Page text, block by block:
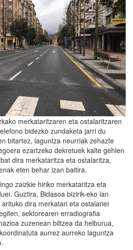
merkataritzaren eta ostalaritzaren
bidezko zundaketa jarri du
bitartez, laguntza neurriak zehazte
ezartzeko dekretuek kalte gehien
dira merkataritza eta ostalaritza,
eten behar izan baitira.
zaizkie hiriko merkataritza eta
Guztira, Bidasoa bizirik-eko lan
dira merkatari eta ostalariei
sektorearen erradiografia
zuzenean biltzea da helburua,
aurrez aurreko laguntza